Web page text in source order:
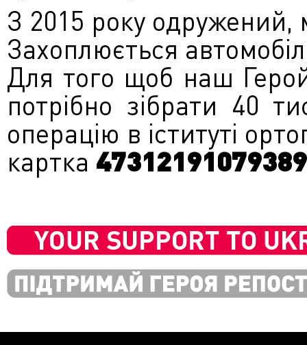
З 2015 року одружений,
Захоплюється
Для того щоб наш
потрібно зібрати 40
операцію в іституті
картка